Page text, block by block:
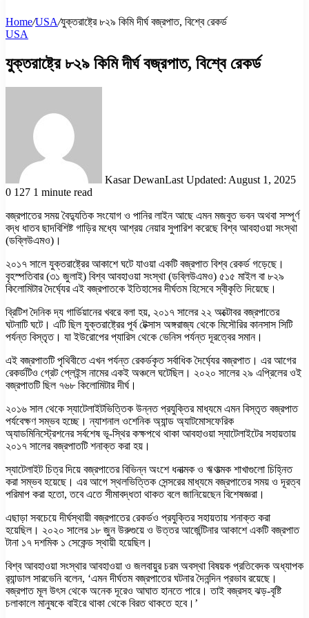
Home/USA/যুক্তরাষ্ট্রে ৮২৯ কিমি দীর্ঘ বজ্রপাত, বিশ্বে রেকর্ড
USA
যুক্তরাষ্ট্রে ৮২৯ কিমি দীর্ঘ বজ্রপাত, বিশ্বে রেকর্ড
Kasar DewanLast Updated: August 1, 2025
0 127 1 minute read
বজ্রপাতের সময় বৈদ্যুতিক সংযোগ ও পানির লাইন আছে এমন মজবুত ভবন অথবা সম্পূর্ণ
বদ্ধ ধাতব ছাদবিশিষ্ট গাড়ির মধ্যে আশ্রয় নেয়ার সুপারিশ করেছে বিশ্ব আবহাওয়া সংস্থা
(ডব্লিউএমও)।
২০১৭ সালে যুক্তরাষ্ট্রের আকাশে ঘটে যাওয়া একটি বজ্রপাত বিশ্ব রেকর্ড গড়েছে।
বৃহস্পতিবার (৩১ জুলাই) বিশ্ব আবহাওয়া সংস্থা (ডব্লিউএমও) ৫১৫ মাইল বা ৮২৯
কিলোমিটার দৈর্ঘ্যের এই বজ্রপাতকে ইতিহাসের দীর্ঘতম হিসেবে স্বীকৃতি দিয়েছে।
ব্রিটিশ দৈনিক দ্য গার্ডিয়ানের খবরে বলা হয়, ২০১৭ সালের ২২ অক্টোবর বজ্রপাতের
ঘটনাটি ঘটে। এটি ছিল যুক্তরাষ্ট্রের পূর্ব টেক্সাস অঙ্গরাজ্য থেকে মিসৌরির কানসাস সিটি
পর্যন্ত বিস্তৃত। যা ইউরোপের প্যারিস থেকে ভেনিস পর্যন্ত দূরত্বের সমান।
এই বজ্রপাতটি পৃথিবীতে এখন পর্যন্ত রেকর্ডকৃত সর্বাধিক দৈর্ঘ্যের বজ্রপাত। এর আগের
রেকর্ডটিও গ্রেট প্লেইন্স নামের একই অঞ্চলে ঘটেছিল। ২০২০ সালের ২৯ এপ্রিলের ওই
বজ্রপাতটি ছিল ৭৬৮ কিলোমিটার দীর্ঘ।
২০১৬ সাল থেকে স্যাটেলাইটভিত্তিক উন্নত প্রযুক্তির মাধ্যমে এমন বিস্তৃত বজ্রপাত
পর্যবেক্ষণ সম্ভব হচ্ছে। ন্যাশনাল ওশেনিক অ্যান্ড অ্যাটমোসফেরিক
অ্যাডমিনিস্ট্রেশনের সর্বশেষ ভূ-স্থির কক্ষপথে থাকা আবহাওয়া স্যাটেলাইটের সহায়তায়
২০১৭ সালের বজ্রপাতটি শনাক্ত করা হয়।
স্যাটেলাইট চিত্র দিয়ে বজ্রপাতের বিভিন্ন অংশে ধনাত্মক ও ঋণাত্মক শাখাগুলো চিহ্নিত
করা সম্ভব হয়েছে। এর আগে স্থলভিত্তিক সেন্সরের মাধ্যমে বজ্রপাতের সময় ও দূরত্ব
পরিমাপ করা হতো, তবে এতে সীমাবদ্ধতা থাকত বলে জানিয়েছেন বিশেষজ্ঞরা।
এছাড়া সবচেয়ে দীর্ঘস্থায়ী বজ্রপাতের রেকর্ডও প্রযুক্তির সহায়তায় শনাক্ত করা
হয়েছিল। ২০২০ সালের ১৮ জুন উরুগুয়ে ও উত্তর আর্জেন্টিনার আকাশে একটি বজ্রপাত
টানা ১৭ দশমিক ১ সেকেন্ড স্থায়ী হয়েছিল।
বিশ্ব আবহাওয়া সংস্থার আবহাওয়া ও জলবায়ুর চরম অবস্থা বিষয়ক প্রতিবেদক অধ্যাপক
র‍্যান্ডাল সারভেনি বলেন, ‘এমন দীর্ঘতম বজ্রপাতের ঘটনার দৈনন্দিন প্রভাব রয়েছে।
বজ্রপাত মূল উৎস থেকে অনেক দূরেও আঘাত হানতে পারে। তাই বজ্রসহ ঝড়-বৃষ্টি
চলাকালে মানুষকে বাইরে থাকা থেকে বিরত থাকতে হবে।’